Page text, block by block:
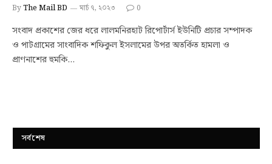
ByThe Mail BD মার্চ ৭, ২০২৩ 0
সংবাদ প্রকাশের জের ধরে লালমনিরহাট রিপোর্টার্স ইউনিটি প্রচার সম্পাদক
ও পাটগ্রামের সাংবাদিক শফিকুল ইসলামের উপর অতর্কিত হামলা ও
প্রাণনাশের হুমকি…
সর্বশেষ